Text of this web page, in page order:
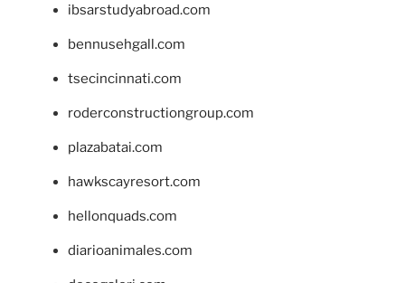
ibsarstudyabroad.com
bennusehgall.com
tsecincinnati.com
roderconstructiongroup.com
plazabatai.com
hawkscayresort.com
hellonquads.com
diarioanimales.com